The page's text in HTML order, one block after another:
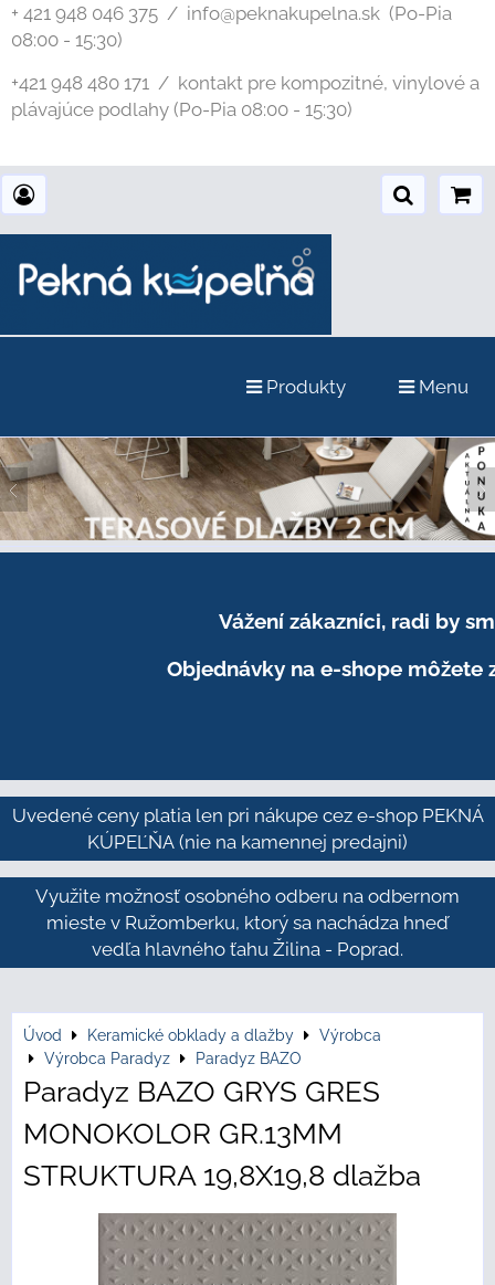
+ 421 948 046 375 / info@peknakupelna.sk (Po-Pia
08:00 - 15:30)
+421 948 480 171 / kontakt pre kompozitné, vinylové a
plávajúce podlahy (Po-Pia 08:00 - 15:30)
Produkty Menu
Vážení zákazníci, radi by
Objednávky na e-shope môžete
Uvedené ceny platia len pri nákupe cez e-shop PEKNÁ
KÚPEĽŇA (nie na kamennej predajni)
Využite možnosť osobného odberu na odbernom
mieste v Ružomberku, ktorý sa nachádza hneď
vedľa hlavného ťahu Žilina - Poprad.
Úvod Keramické obklady a dlažby
Výrobca
Výrobca Paradyz
Paradyz BAZO
Paradyz BAZO GRYS GRES
MONOKOLOR GR.13MM
STRUKTURA 19,8X19,8 dlažba